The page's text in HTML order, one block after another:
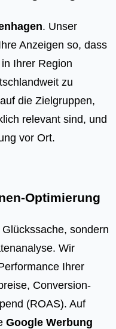
. Unser
Anzeigen so, dass
Ihrer Region
zu
die Zielgruppen,
relevant sind, und
vor Ort.
Optimierung
sondern
Wir
Ihrer
Conversion-
(ROAS). Auf
Google Werbung